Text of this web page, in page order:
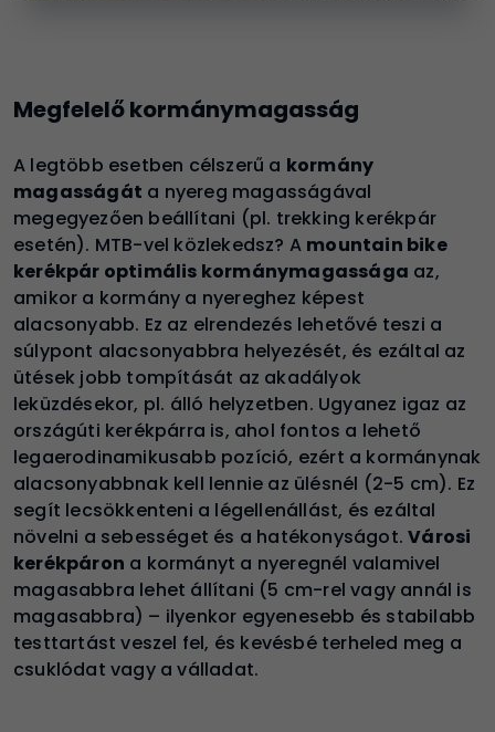
Megfelelő kormánymagasság
A legtöbb esetben célszerű a kormány
magasságát a nyereg magasságával
megegyezően beállítani (pl. trekking kerékpár
esetén). MTB-vel közlekedsz? A mountain bike
kerékpár optimális kormánymagassága az,
amikor a kormány a nyereghez képest
alacsonyabb. Ez az elrendezés lehetővé teszi a
súlypont alacsonyabbra helyezését, és ezáltal az
ütések jobb tompítását az akadályok
leküzdésekor, pl. álló helyzetben. Ugyanez igaz az
országúti kerékpárra is, ahol fontos a lehető
legaerodinamikusabb pozíció, ezért a kormánynak
alacsonyabbnak kell lennie az ülésnél (2-5 cm). Ez
segít lecsökkenteni a légellenállást, és ezáltal
növelni a sebességet és a hatékonyságot.Városi
kerékpáron a kormányt a nyeregnél valamivel
magasabbra lehet állítani (5 cm-rel vagy annál is
magasabbra) – ilyenkor egyenesebb és stabilabb
testtartást veszel fel, és kevésbé terheled meg a
csuklódat vagy a válladat.